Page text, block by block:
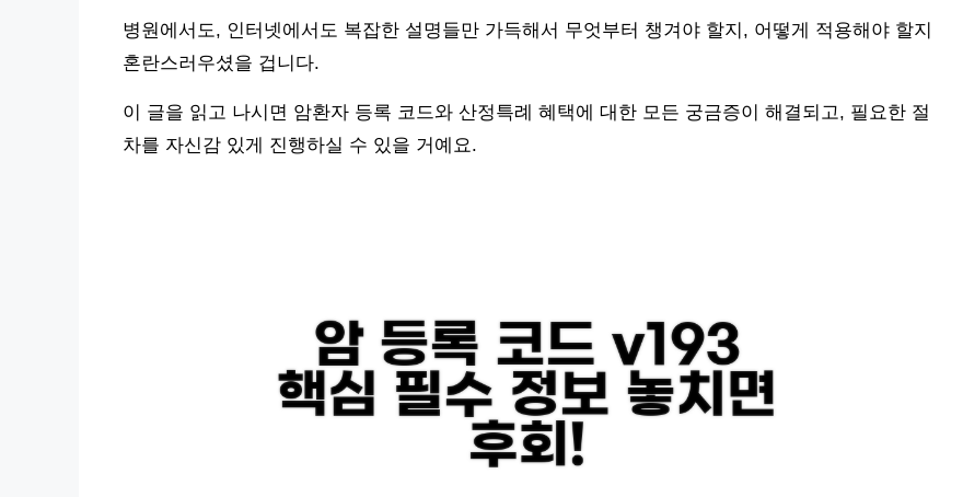
병원에서도, 인터넷에서도 복잡한 설명들만 가득해서 무엇부터 챙겨야 할지, 어떻게 적용해야 할지
혼란스러우셨을 겁니다.
이 글을 읽고 나시면 암환자 등록 코드와 산정특례 혜택에 대한 모든 궁금증이 해결되고, 필요한 절
차를 자신감 있게 진행하실 수 있을 거예요.